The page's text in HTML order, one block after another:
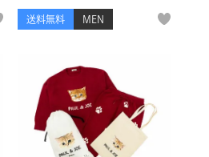
パンツ＆コットンバッグ ク
リスマスセット
送料無料 MEN